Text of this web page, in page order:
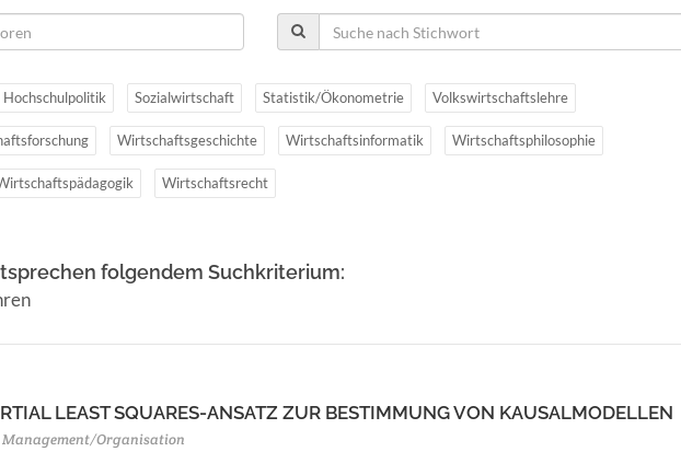
Hochschulpolitik Sozialwirtschaft Statistik/Ökonometrie Volkswirtschaftslehre
Wirtschaftsgeschichte Wirtschaftsinformatik Wirtschaftsphilosophie
Wirtschaftsrecht
folgendem Suchkriterium:
LEAST SQUARES-ANSATZ ZUR BESTIMMUNG VON KAUSALMODELLEN
Management/Organisation